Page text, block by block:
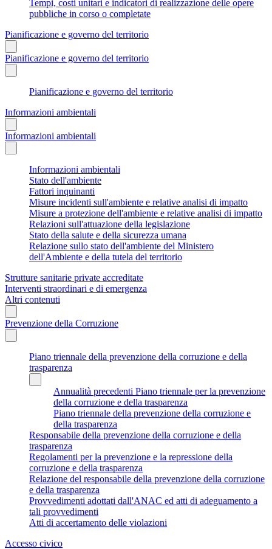
Tempi, costi unitari e indicatori di realizzazione delle opere
pubbliche in corso o completate
Pianificazione e governo del territorio
Pianificazione e governo del territorio
Pianificazione e governo del territorio
Informazioni ambientali
Informazioni ambientali
Informazioni ambientali
Stato dell'ambiente
Fattori inquinanti
Misure incidenti sull'ambiente e relative analisi di impatto
Misure a protezione dell'ambiente e relative analisi di impatto
Relazioni sull'attuazione della legislazione
Stato della salute e della sicurezza umana
Relazione sullo stato dell'ambiente del Ministero
dell'Ambiente e della tutela del territorio
Strutture sanitarie private accreditate
Interventi straordinari e di emergenza
Altri contenuti
Prevenzione della Corruzione
Piano triennale della prevenzione della corruzione e della
trasparenza
Annualità precedenti Piano triennale per la prevenzione
della corruzione e della trasparenza
Piano triennale della prevenzione della corruzione e
della trasparenza
Responsabile della prevenzione della corruzione e della
trasparenza
Regolamenti per la prevenzione e la repressione della
corruzione e della trasparenza
Relazione del responsabile della prevenzione della corruzione
e della trasparenza
Provvedimenti adottati dall'ANAC ed atti di adeguamento a
tali provvedimenti
Atti di accertamento delle violazioni
Accesso civico